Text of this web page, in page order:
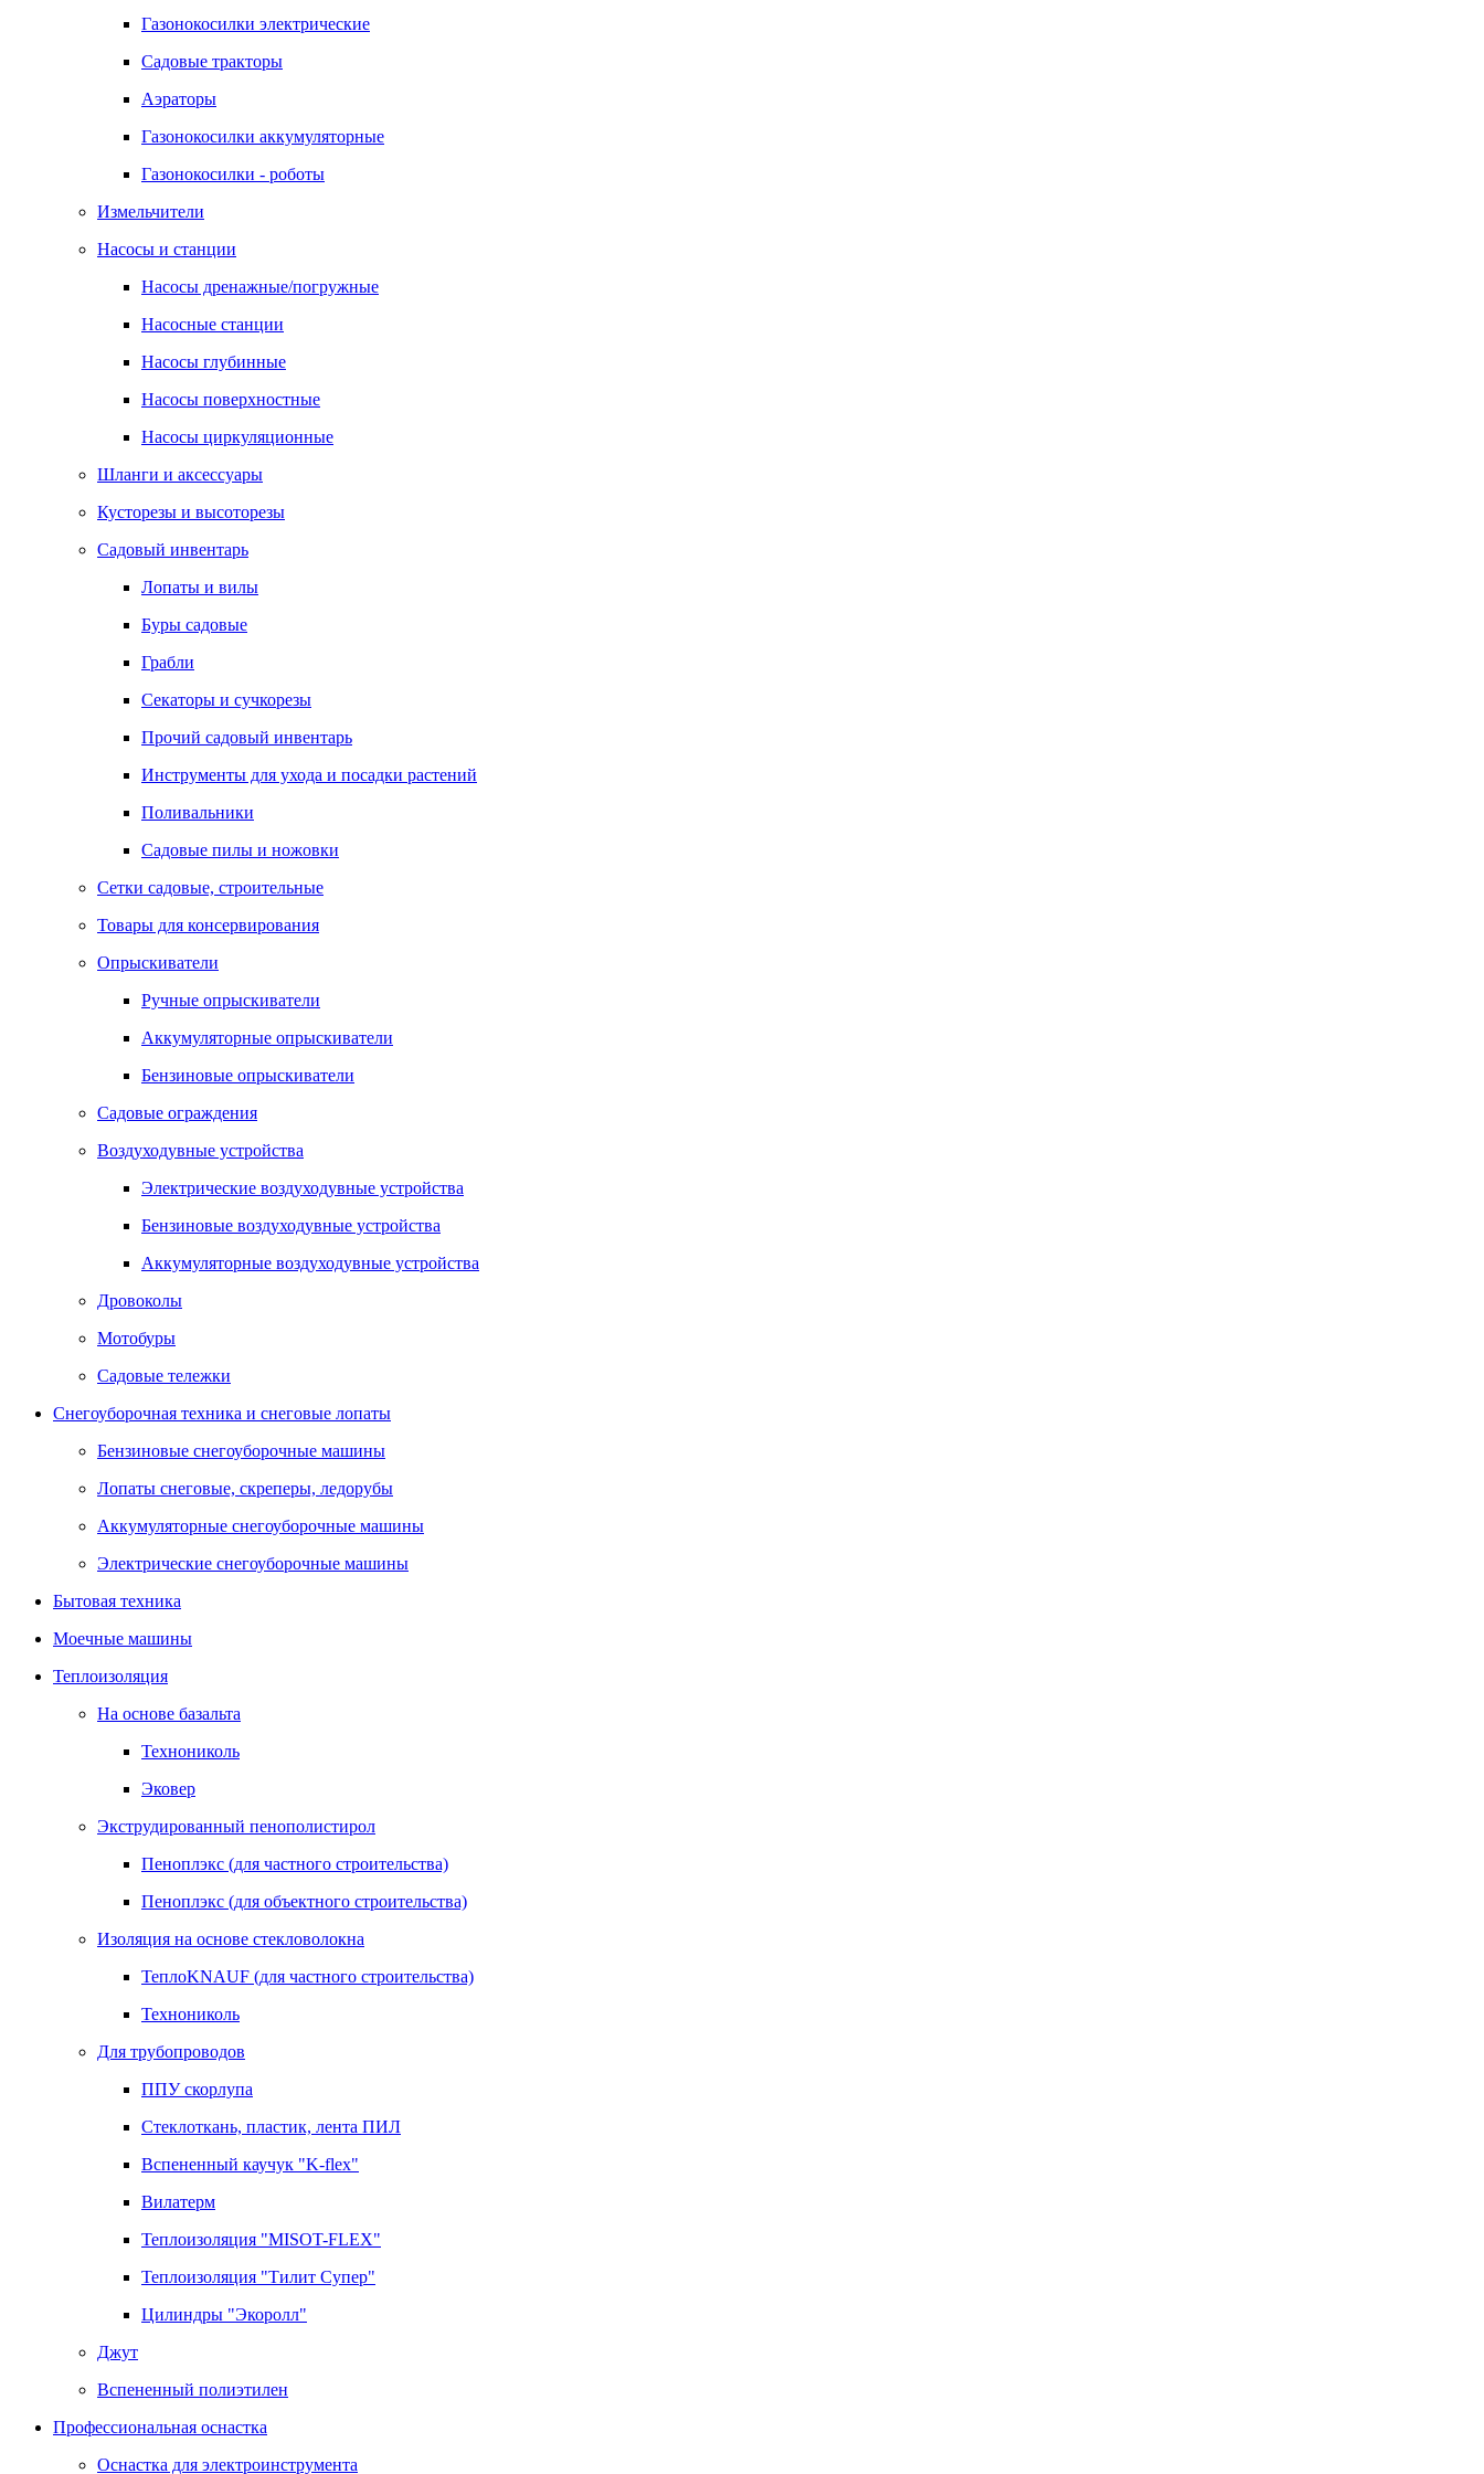
Газонокосилки электрические
Садовые тракторы
Аэраторы
Газонокосилки аккумуляторные
Газонокосилки - роботы
Измельчители
Насосы и станции
Насосы дренажные/погружные
Насосные станции
Насосы глубинные
Насосы поверхностные
Насосы циркуляционные
Шланги и аксессуары
Кусторезы и высоторезы
Садовый инвентарь
Лопаты и вилы
Буры садовые
Грабли
Секаторы и сучкорезы
Прочий садовый инвентарь
Инструменты для ухода и посадки растений
Поливальники
Садовые пилы и ножовки
Сетки садовые, строительные
Товары для консервирования
Опрыскиватели
Ручные опрыскиватели
Аккумуляторные опрыскиватели
Бензиновые опрыскиватели
Садовые ограждения
Воздуходувные устройства
Электрические воздуходувные устройства
Бензиновые воздуходувные устройства
Аккумуляторные воздуходувные устройства
Дровоколы
Мотобуры
Садовые тележки
Снегоуборочная техника и снеговые лопаты
Бензиновые снегоуборочные машины
Лопаты снеговые, скреперы, ледорубы
Аккумуляторные снегоуборочные машины
Электрические снегоуборочные машины
Бытовая техника
Моечные машины
Теплоизоляция
На основе базальта
Технониколь
Эковер
Экструдированный пенополистирол
Пеноплэкс (для частного строительства)
Пеноплэкс (для объектного строительства)
Изоляция на основе стекловолокна
ТеплоKNAUF (для частного строительства)
Технониколь
Для трубопроводов
ППУ скорлупа
Стеклоткань, пластик, лента ПИЛ
Вспененный каучук "K-flex"
Вилатерм
Теплоизоляция "MISOT-FLEX"
Теплоизоляция "Тилит Супер"
Цилиндры "Экоролл"
Джут
Вспененный полиэтилен
Профессиональная оснастка
Оснастка для электроинструмента